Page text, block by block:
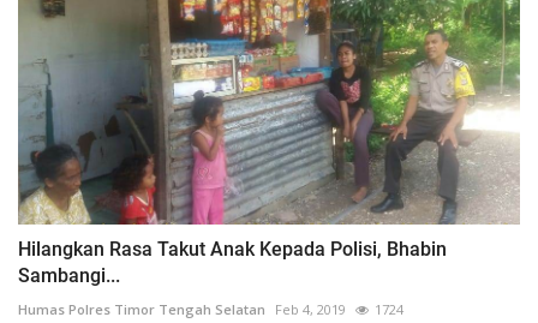
Hilangkan Rasa Takut Anak Kepada Polisi, Bhabin
Sambangi...
Humas Polres Timor Tengah Selatan Feb 4, 2019 1724